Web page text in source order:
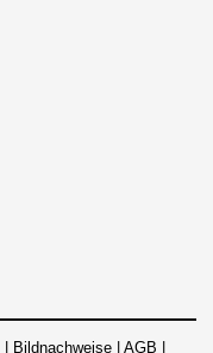
| Bildnachweise | AGB |